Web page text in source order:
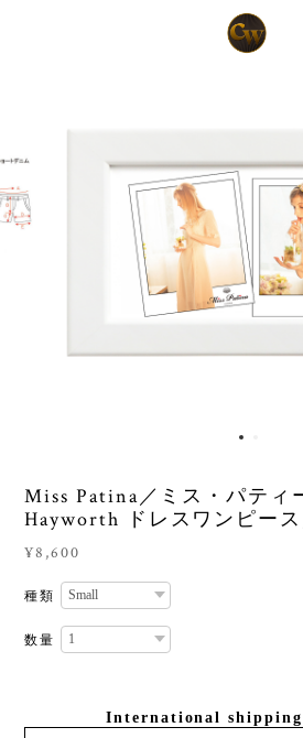
Miss Patina／ミス・パテ
Hayworth ドレスワンピー
¥8,600
種類
数量
International